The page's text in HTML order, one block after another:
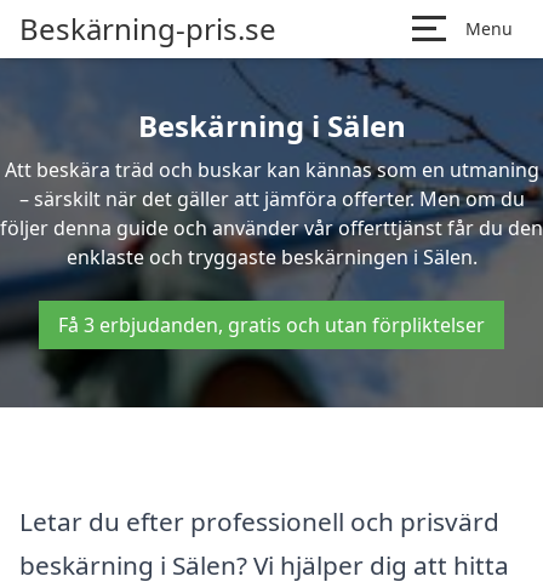
Beskärning-pris.se Menu
Beskärning i Sälen
Att beskära träd och buskar kan kännas som en utmaning
– särskilt när det gäller att jämföra offerter. Men om du
följer denna guide och använder vår offerttjänst får du den
enklaste och tryggaste beskärningen i Sälen.
Få 3 erbjudanden, gratis och utan förpliktelser
Letar du efter professionell och prisvärd
beskärning i Sälen? Vi hjälper dig att hitta